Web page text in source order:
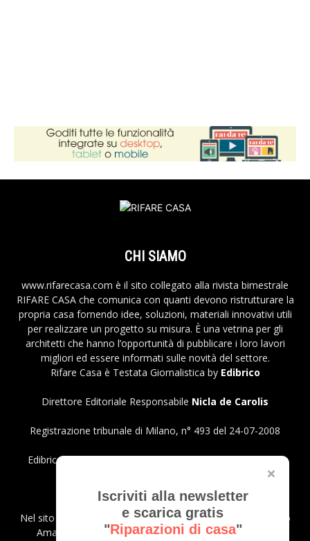
Iscriviti alla newsletter
e scarica gratis
"Riparazioni di casa"
CHI SIAMO
www.rifarecasa.com è il sito collegato alla rivista bimestrale
RIFARE CASA che comunica con quanti devono ristrutturare la
propria casa fornendo idee, soluzioni, materiali innovativi utili
per realizzare un progetto su misura. È una vetrina per gli
architetti che hanno l’opportunità di pubblicare i loro lavori
migliori ed essere informati sulle novità del settore.
Rifare Casa è Testata Giornalistica by Edibrico
Direttore Editoriale Responsabile Nicla de Carolis
Registrazione tribunale di Milano, n° 493 del 24-07-2008
Edibrico srl - Viale Emilio Caldara, 44 - 20122 Milano P.iva
Privacy Policy
Nel sito sono presenti prodotti Amazon; in qualità di Affiliato
Amazon riceviamo un guadagno dagli acquisti idonei.